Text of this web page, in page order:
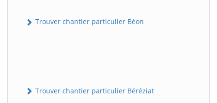
Trouver chantier particulier Béon
Trouver chantier particulier Béréziat